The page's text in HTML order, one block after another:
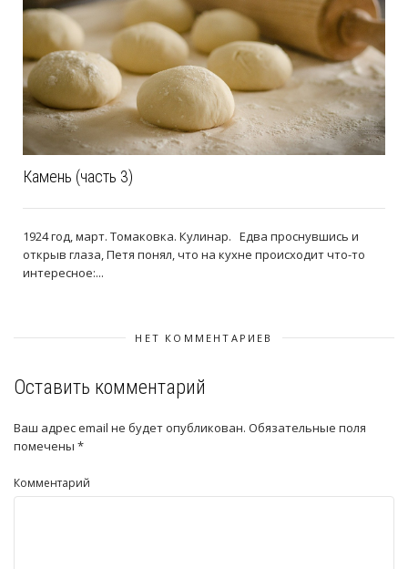
Камень (часть 3)
1924 год, март. Томаковка. Кулинар. Едва проснувшись и
открыв глаза, Петя понял, что на кухне происходит что-то
интересное:...
НЕТ КОММЕНТАРИЕВ
Оставить комментарий
Ваш адрес email не будет опубликован. Обязательные поля
помечены *
Комментарий